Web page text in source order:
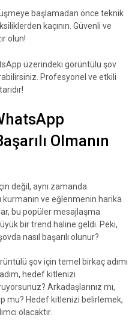
başlamadan önce teknik
kaçının. Güvenli ve
olun!
üzerindeki görüntülü şov
Profesyonel ve etkili
Olmanın
değil, aynı zamanda
kurmanın ve eğlenmenin harika
bu popüler mesajlaşma
bir trend haline geldi. Peki,
nasıl başarılı olunur?
şov için temel birkaç adımı
hedef kitlenizi
Arkadaşlarınız mı,
mu? Hedef kitlenizi belirlemek,
olacaktır.